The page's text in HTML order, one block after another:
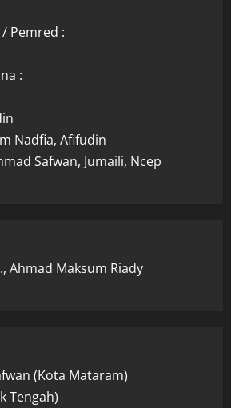
Pemred :
:
Nadfia, Afifudin
Safwan, Jumaili, Ncep
Ahmad Maksum Riady
(Kota Mataram)
Tengah)